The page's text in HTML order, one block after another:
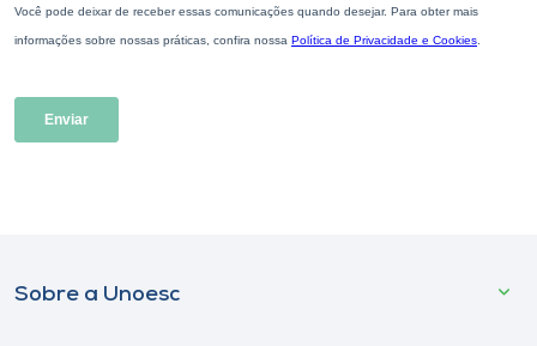
Sobre a Unoesc